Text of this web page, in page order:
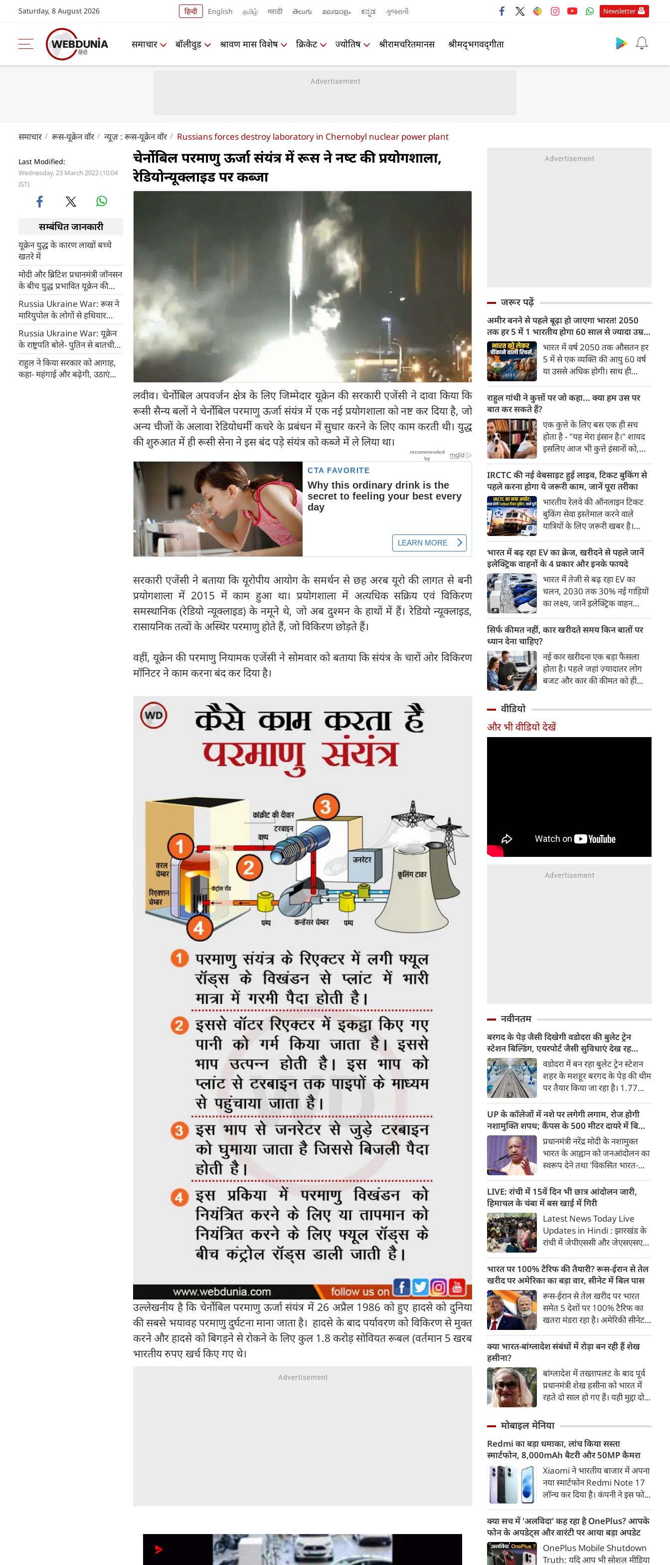
Saturday, 8 August 2026 हिन्दी English தமிழ் मराठी తెలుగు മലയാളം ಕನ್ನಡ ગુજરાતી Newsletter
समाचार बॉलीवुड श्रावण मास विशेष क्रिकेट ज्योतिष श्रीरामचरितमानस श्रीमद्‍भगवद्‍गीता
समाचार रूस-यूक्रेन वॉर न्यूज़ : रूस-यूक्रेन वॉर Russians forces destroy laboratory in Chernobyl nuclear power plant
Last Modified:
Wednesday, 23 March 2022 (10:04
IST)
सम्बंधित जानकारी
यूक्रेन युद्ध के कारण लाखों बच्चे
खतरे में
मोदी और ब्रिटिश प्रधानमंत्री जॉनसन
के बीच युद्ध प्रभावित यूक्रेन की
स्थिति पर चर्चा
Russia Ukraine War: रूस ने
मारियुपोल के लोगों से हथियार
डालने की मांग की, यूक्रेन ने ठुकराया
प्रस्ताव, भयानक युद्ध का खतरा
Russia Ukraine War: यूक्रेन
के राष्ट्रपति बोले- पुतिन से बातचीत
को तैयार, जंग नहीं थमी तो तीसरा
विश्व युद्ध तय
राहुल ने किया सरकार को आगाह,
कहा- महंगाई और बढ़ेगी, उठाएं
चेर्नोबिल परमाणु ऊर्जा संयंत्र में रूस ने नष्‍ट की प्रयोगशाला,
रेडियोन्यूक्लाइड पर कब्जा
लवीव। चेर्नोबिल अपवर्जन क्षेत्र के लिए जिम्मेदार यूक्रेन की सरकारी एजेंसी ने दावा किया कि
रूसी सैन्य बलों ने चेर्नोबिल परमाणु ऊर्जा संयंत्र में एक नई प्रयोगशाला को नष्ट कर दिया है, जो
अन्य चीजों के अलावा रेडियोधर्मी कचरे के प्रबंधन में सुधार करने के लिए काम करती थी। युद्ध
की शुरुआत में ही रूसी सेना ने इस बंद पड़े संयंत्र को कब्जे में ले लिया था।
सरकारी एजेंसी ने बताया कि यूरोपीय आयोग के समर्थन से छह अरब यूरो की लागत से बनी
प्रयोगशाला में 2015 में काम हुआ था। प्रयोगशाला में अत्यधिक सक्रिय एवं विकिरण
समस्थानिक (रेडियो न्यूक्लाइड) के नमूने थे, जो अब दुश्मन के हाथों में हैं। रेडियो न्यूक्लाइड,
रासायनिक तत्वों के अस्थिर परमाणु होते हैं, जो विकिरण छोड़ते हैं।
वहीं, यूक्रेन की परमाणु नियामक एजेंसी ने सोमवार को बताया कि संयंत्र के चारों ओर विकिरण
मॉनिटर ने काम करना बंद कर दिया है।
उल्लेखनीय है कि चेर्नोबिल परमाणु ऊर्जा संयंत्र में 26 अप्रैल 1986 को हुए हादसे को दुनिया
की सबसे भयावह परमाणु दुर्घटना माना जाता है। हादसे के बाद पर्यावरण को विकिरण से मुक्त
करने और हादसे को बिगड़ने से रोकने के लिए कुल 1.8 करोड़ सोवियत रूबल (वर्तमान 5 खरब
भारतीय रुपए खर्च किए गए थे।
जरूर पढ़ें
अमीर बनने से पहले बूढ़ा हो जाएगा भारत! 2050
तक हर 5 में 1 भारतीय होगा 60 साल से ज्यादा उम्र
का
भारत में वर्ष 2050 तक औसतन हर
5 में से एक व्यक्ति की आयु 60 वर्ष
या उससे अधिक होगी। साथ ही
भारत में रहेंगे। ‘ट्रांसफॉर्म रूरल
अनुसार भारत विकसित देशों के
विपरीत समृद्ध बनने से पहले ही वृद्ध
होती आबादी वाले देश की श्रेणी में
पहुंच रहा है।
राहुल गांधी ने कुत्तों पर जो कहा... क्या हम उस पर
बात कर सकते हैं?
एक कुत्ते के लिए बस एक ही सच
होता है - "यह मेरा इंसान है।" शायद
इसलिए आज भी कुत्ते इंसानों को,
भू-राजनीति से लेकर कृत्रिम
बुद्धिमत्ता, जलवायु परिवर्तन से लेकर
क्रिकेट तक हर विषय पर बहस कर
सकते हैं, तो उस जीव पर भी एक
गंभीर चर्चा बनती है जिसने किसी भी
सभ्यता से पहले इंसान का साथ चुना
था। दुर्भाग्य यह है कि आज कुत्तों के
बारे में हमारी राय पशु-चिकित्सकों,
व्यवहार वैज्ञानिकों या विशेषज्ञों से
कम... और व्हाट्सऐप यूनिवर्सिटी से
ज़्यादा बनती है।
IRCTC की नई वेबसाइट हुई लाइव, टिकट बुकिंग से
पहले करना होगा ये जरूरी काम, जानें पूरा तरीका
भारतीय रेलवे की ऑनलाइन टिकट
बुकिंग सेवा इस्तेमाल करने वाले
यात्रियों के लिए जरूरी खबर है।
वेबसाइट का बीटा वर्जन लॉन्च कर
दिया है। करीब 24 साल पुराने
इंटरफेस के बाद वेबसाइट को नए
डिजाइन और कई नए फीचर्स के साथ
अपडेट किया गया है।
भारत में बढ़ रहा EV का क्रेज, खरीदने से पहले जानें
इलेक्ट्रिक वाहनों के 4 प्रकार और इनके फायदे
भारत में तेजी से बढ़ रहा EV का
चलन, 2030 तक 30% नई गाड़ियों
का लक्ष्य, जानें इलेक्ट्रिक वाहन
200 अरब रुपए का मौका
सिर्फ कीमत नहीं, कार खरीदते समय किन बातों पर
ध्यान देना चाहिए?
नई कार खरीदना एक बड़ा फैसला
होता है। पहले जहां ज़्यादातर लोग
बजट और कार की कीमत को ही
खरीदते समय किन बातों पर ध्यान
देना चाहिए।
वीडियो
और भी वीडियो देखें
नवीनतम
बरगद के पेड़ जैसी दिखेगी वडोदरा की बुलेट ट्रेन
स्टेशन बिल्डिंग, एयरपोर्ट जैसी सुविधाएं देख रह
जाएंगे दंग
वडोदरा में बन रहा बुलेट ट्रेन स्टेशन
शहर के मशहूर बरगद के पेड़ की थीम
पर तैयार किया जा रहा है। 1.77
एयरपोर्ट जैसी आधुनिक सुविधाएं
होंगी। मुंबई-अहमदाबाद यात्रा महज
2 घंटे 15 मिनट में पूरी होगी।
UP के कॉलेजों में नशे पर लगेगी लगाम, रोज होगी
नशामुक्ति शपथ; कैंपस के 500 मीटर दायरे में बिक्री
पर सख्ती
प्रधानमंत्री नरेंद्र मोदी के नशामुक्त
भारत के आह्वान को जनआंदोलन का
स्वरूप देने तथा 'विकसित भारत-
साकार करने के उद्देश्य से योगी
सरकार सभी उच्च शिक्षण संस्थानों में
व्यापक नशामुक्ति अभियान
चलाएगी। विधानसभा परिसर में उच्च
शिक्षा मंत्री योगेंद्र उपाध्याय की
अध्यक्षता में प्रदेश के सभी राजकीय
विश्वविद्यालयों के कुलसचिवों एवं
परीक्षा नियंत्रकों की महत्वपूर्ण बैठक
आयोजित की गई।
LIVE: रांची में 15वें दिन भी छात्र आंदोलन जारी,
हिमाचल के चंबा में बस खाई में गिरी
Latest News Today Live
Updates in Hindi : झारखंड के
रांची में जेपीएससी और जेएसएसएसी
आंदोलन का आज 15वां दिन है। कुछ
ही देर में फिर सर्किट हाउस में सरकार
और छात्रों के प्रतिनिधिमंडल के बीच
बात होगी। पल पल की जानकारी...
भारत पर 100% टैरिफ की तैयारी? रूस-ईरान से तेल
खरीद पर अमेरिका का बड़ा वार, सीनेट में बिल पास
रूस-ईरान से तेल खरीद पर भारत
समेत 5 देशों पर 100% टैरिफ का
खतरा मंडरा रहा है। अमेरिकी सीनेट ने
अगर कांग्रेस से भी इस बिल को
डोनाल्ड ट्रंप के हस्ताक्षर के बाद
अमेरिका रूस-ईरान से तेल खरीद पर
भारत पर 100% टैरिफ का रास्ता
साफ हो जाएगा।
क्या भारत-बांग्लादेश संबंधों में रोड़ा बन रही हैं शेख
हसीना?
बांग्लादेश में तख्तापलट के बाद पूर्व
प्रधानमंत्री शेख हसीना को भारत में
रहते दो साल हो गए हैं। यही मुद्दा दोनों
सबसे बड़ा रोड़ा बना हुआ है। शेख
हैं।
मोबाइल मेनिया
Redmi का बड़ा धमाका, लांच किया सस्ता
स्मार्टफोन, 8,000mAh बैटरी और 50MP कैमरा
Xiaomi ने भारतीय बाजार में अपना
नया स्मार्टफोन Redmi Note 17
लॉन्च कर दिया है। कंपनी ने इस फोन
डिस्प्ले, 8,000mAh की बड़ी बैटरी
और Qualcomm Snapdragon
चिपसेट के साथ पेश किया है। फोन में
50MP का मेन कैमरा दिया गया है।
क्या सच में 'अलविदा' कह रहा है OnePlus? आपके
फोन के अपडेट्स और वारंटी पर आया बड़ा अपडेट
OnePlus Mobile Shutdown
Truth: यदि आप भी सोशल मीडिया